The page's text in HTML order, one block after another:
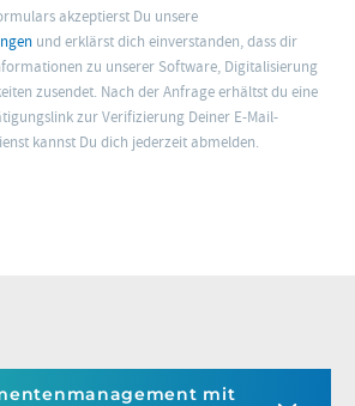
akzeptierst Du unsere
und erklärst dich einverstanden, dass dir
zu unserer Software, Digitalisierung
zusendet. Nach der Anfrage erhältst du eine
zur Verifizierung Deiner E-Mail-
kannst Du dich jederzeit abmelden.
mit